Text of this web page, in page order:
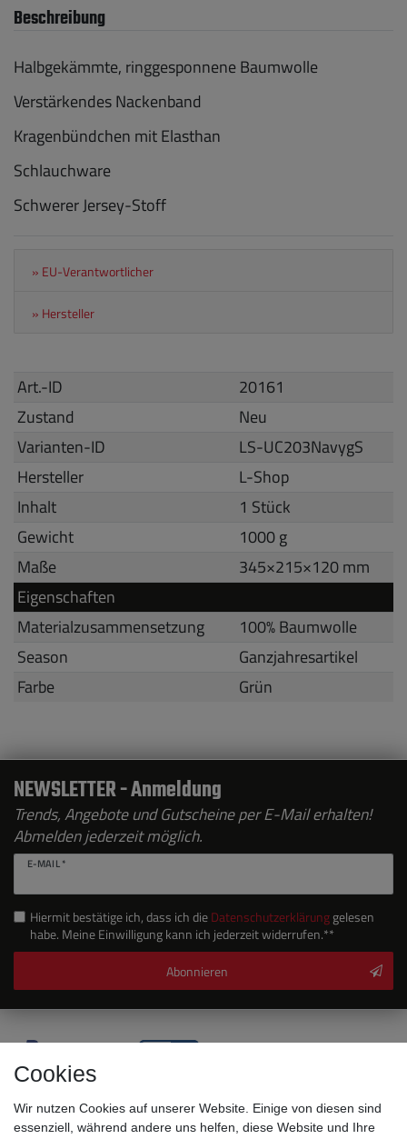
Beschreibung
Halbgekämmte, ringgesponnene Baumwolle
Verstärkendes Nackenband
Kragenbündchen mit Elasthan
Schlauchware
Schwerer Jersey-Stoff
» EU-Verantwortlicher
» Hersteller
Art.-ID
20161
Zustand
Neu
Varianten-ID
LS-UC203NavygS
Hersteller
L-Shop
Inhalt
1 Stück
Gewicht
1000 g
Maße
345×215×120mm
Eigenschaften
Materialzusammensetzung
100% Baumwolle
Season
Ganzjahresartikel
Farbe
Grün
NEWSLETTER - Anmeldung
Trends, Angebote und Gutscheine per E-Mail erhalten!
Abmelden jederzeit möglich.
E-MAIL *
Hiermit bestätige ich, dass ich dieDaten­schutz­erklärunggelesen
habe. Meine Einwilligung kann ich jederzeit widerrufen.**
Abonnieren
Cookies
Wir nutzen Cookies auf unserer Website. Einige von diesen sind
essenziell, während andere uns helfen, diese Website und Ihre